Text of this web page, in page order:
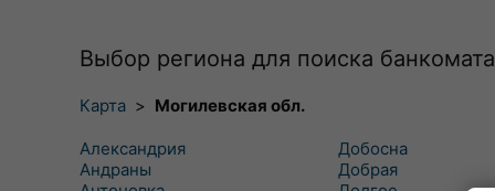
Выбор региона для поиска банкомата
Карта > Могилевская обл.
Александрия
Андраны
Добосна
Добрая